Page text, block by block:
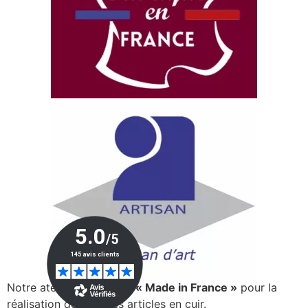
Notre atelier est certifié« Made in France » pour la
réalisation de tous ses articles en cuir.